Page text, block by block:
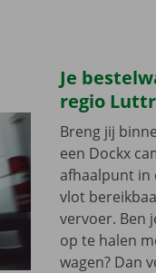
Je
regio
Breng jij
een Dockx
afhaalpunt in
vlot
vervoer. Ben
op te halen
wagen? Dan